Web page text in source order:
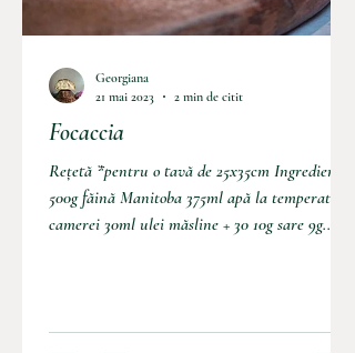
Focaccia
Rețetă *pentru o tavă de 25x35cm Ingrediente:
500g făină Manitoba 375ml apă la temperatura
camerei 30ml ulei măsline + 30 10g sare 9g...
Georgiana
21 mai 2023
2 min de citit